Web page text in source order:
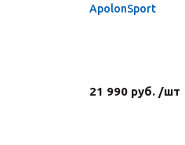
ApolonSport
21 990 руб. /шт